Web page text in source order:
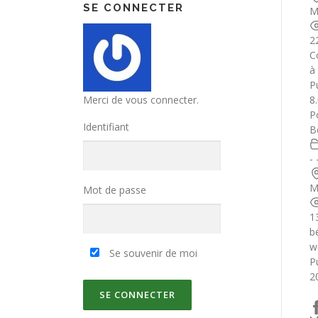
à
-
SE CONNECTER
Merci de vous connecter.
Identifiant
Mot de passe
Se souvenir de moi